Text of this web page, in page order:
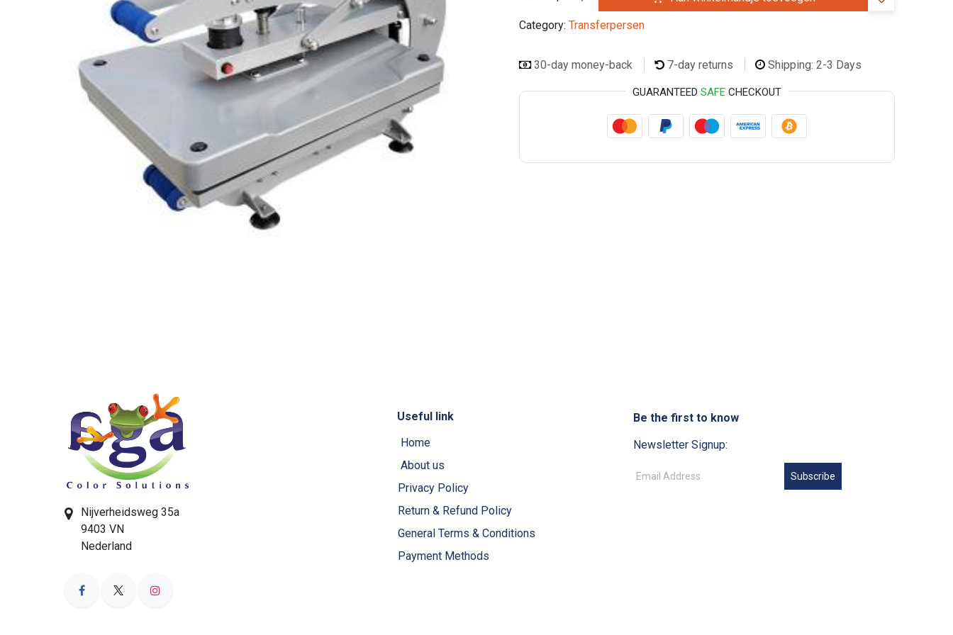
Category: Transferpersen
30-day money-back 7-day returns Shipping: 2-3 Days
GUARANTEED SAFECHECKOUT
Nijverheidsweg 35a
9403 VN
Nederland
Useful link
Home
About us
Privacy Policy
Return & Refund Policy
General Terms & Conditions
Payment Methods
Be the first to know
Newsletter Signup:
Subscribe